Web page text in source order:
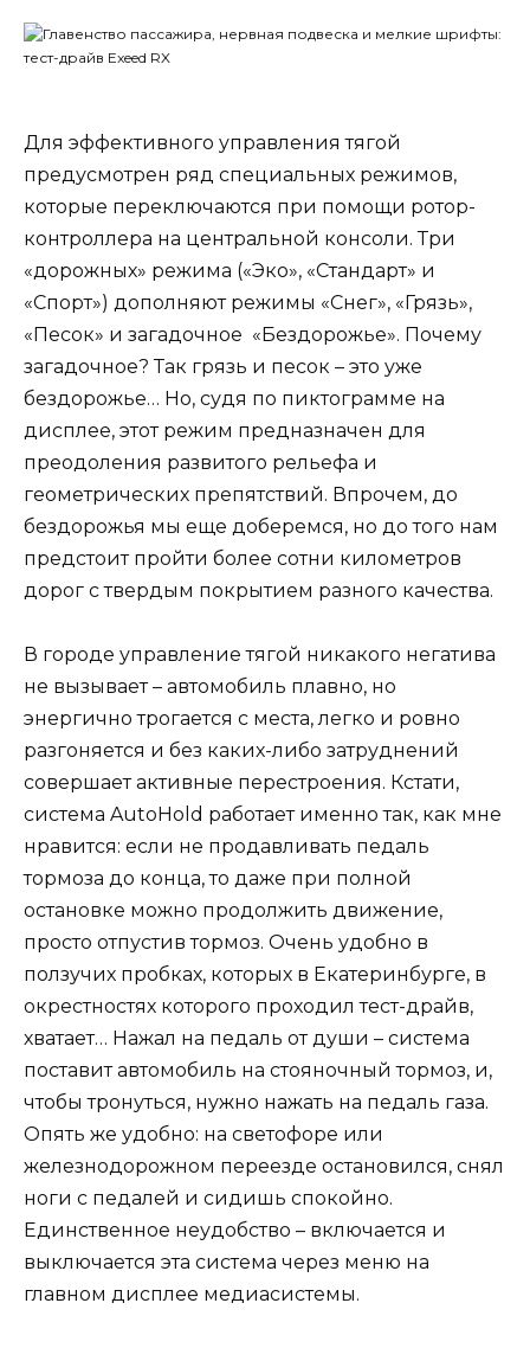
Для эффективного управления тягой
предусмотрен ряд специальных режимов,
которые переключаются при помощи ротор-
контроллера на центральной консоли. Три
«дорожных» режима («Эко», «Стандарт» и
«Спорт») дополняют режимы «Снег», «Грязь»,
«Песок» и загадочное «Бездорожье». Почему
загадочное? Так грязь и песок – это уже
бездорожье… Но, судя по пиктограмме на
дисплее, этот режим предназначен для
преодоления развитого рельефа и
геометрических препятствий. Впрочем, до
бездорожья мы еще доберемся, но до того нам
предстоит пройти более сотни километров
дорог с твердым покрытием разного качества.
В городе управление тягой никакого негатива
не вызывает – автомобиль плавно, но
энергично трогается с места, легко и ровно
разгоняется и без каких-либо затруднений
совершает активные перестроения. Кстати,
система AutoHold работает именно так, как мне
нравится: если не продавливать педаль
тормоза до конца, то даже при полной
остановке можно продолжить движение,
просто отпустив тормоз. Очень удобно в
ползучих пробках, которых в Екатеринбурге, в
окрестностях которого проходил тест-драйв,
хватает… Нажал на педаль от души – система
поставит автомобиль на стояночный тормоз, и,
чтобы тронуться, нужно нажать на педаль газа.
Опять же удобно: на светофоре или
железнодорожном переезде остановился, снял
ноги с педалей и сидишь спокойно.
Единственное неудобство – включается и
выключается эта система через меню на
главном дисплее медиасистемы.